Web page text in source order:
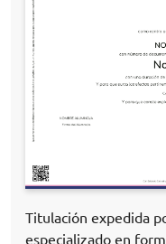
Titulación expedida
especializado en